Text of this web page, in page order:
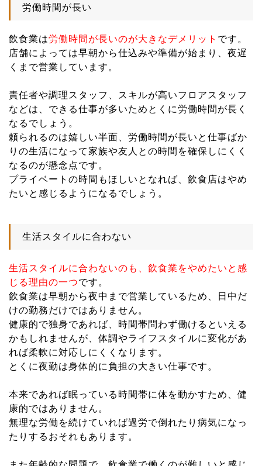
労働時間が長い
飲食業は労働時間が長いのが大きなデメリット です。
店舗によっては早朝から仕込みや準備が始まり、夜遅
くまで営業しています。
責任者や調理スタッフ、スキルが高いフロアスタッフ
などは、できる仕事が多いためとくに労働時間が長く
なるでしょう。
頼られるのは嬉しい半面、労働時間が長いと仕事ばか
りの生活になって家族や友人との時間を確保しにくく
なるのが懸念点です。
プライベートの時間もほしいとなれば、飲食店はやめ
たいと感じるようになるでしょう。
生活スタイルに合わない
生活スタイルに合わないのも、飲食業をやめたいと感
じる理由の一つです。
飲食業は早朝から夜中まで営業しているため、日中だ
けの勤務だけではありません。
健康的で独身であれば、時間帯問わず働けるといえる
かもしれませんが、体調やライフスタイルに変化があ
れば柔軟に対応しにくくなります。
とくに夜勤は身体的に負担の大きい仕事です。
本来であれば眠っている時間帯に体を動かすため、健
康的ではありません。
無理な労働を続けていれば過労で倒れたり病気になっ
たりするおそれもあります。